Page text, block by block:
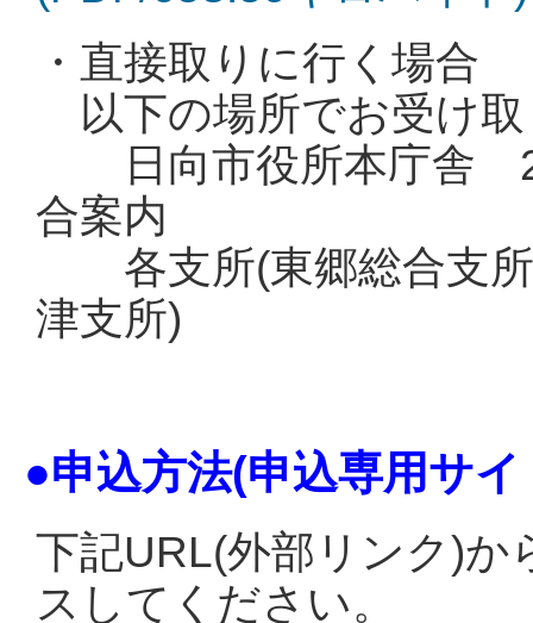
・直接取りに行く場合
以下の場所でお受け
日向市役所本庁舎
合案内
各支所(東郷総合支所
津支所)
●申込方法(申込専用サ
下記URL(外部リンク)か
スしてください。